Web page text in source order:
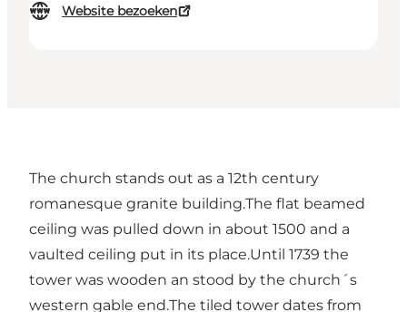
Website bezoeken
The church stands out as a 12th century
romanesque granite building.The flat beamed
ceiling was pulled down in about 1500 and a
vaulted ceiling put in its place.Until 1739 the
tower was wooden an stood by the church´s
western gable end.The tiled tower dates from